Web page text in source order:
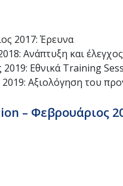
2017: Έρευνα
Ανάπτυξη και
2019: Εθνικά Training
Αξιολόγηση του
– Φεβρουάριος